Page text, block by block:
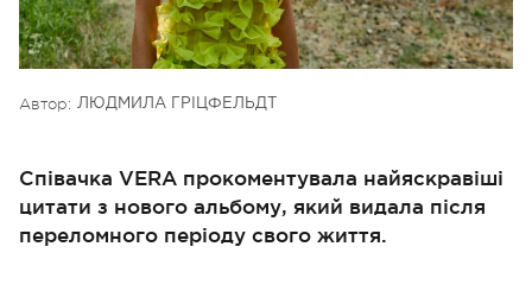
Автор: ЛЮДМИЛА ГРІЦФЕЛЬДТ
Співачка VERA прокоментувала найяскравіші
цитати з нового альбому, який видала після
переломного періоду свого життя.